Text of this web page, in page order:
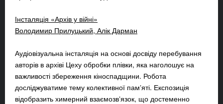
Інсталяція «Архів у війні»
Володимир Прилуцький, Алік Дарман
Аудіовізуальна інсталяція на основі досвіду перебування
авторів в архіві Цеху обробки плівки, яка наголошує на
важливості збереження кіноспадщини. Робота
досліджуватиме тему колективної памʼяті. Експозиція
відобразить химерний взаємозвʼязок, що достеменно